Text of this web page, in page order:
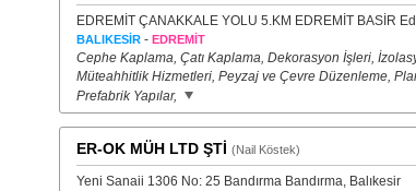
EDREMİT ÇANAKKALE YOLU 5.KM EDREMİT BASİR
BALIKESİR- EDREMİT
Cephe Kaplama, Çatı Kaplama, Dekorasyon İşleri,
Müteahhitlik Hizmetleri, Peyzaj ve Çevre Düzenleme,
Prefabrik Yapılar,
ER-OK MÜH LTD ŞTİ (Nail Köstek)
Yeni Sanaii 1306 No: 25 Bandırma Bandırma, Balıkesir